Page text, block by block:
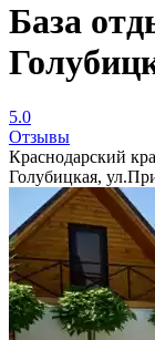
База
5.0
Отзывы
Краснодарский
Голубицкая,